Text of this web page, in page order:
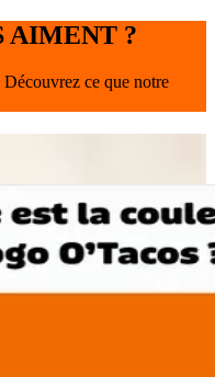
AIMENT ?
ce que notre